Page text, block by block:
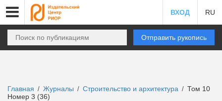
ВХОД RU
Отправить рукопись
Главная / Журналы / Строительство и архитектура / Том 10
Номер 3 (36)